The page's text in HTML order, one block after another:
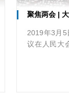
聚焦两会 | 大数据
2019年3月5
议在人民大